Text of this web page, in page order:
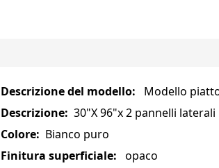
Descrizione del modello:
Modello
Descrizione: 30"X 96"x 2 pannelli
Colore: Bianco puro
Finitura superficiale: opaco